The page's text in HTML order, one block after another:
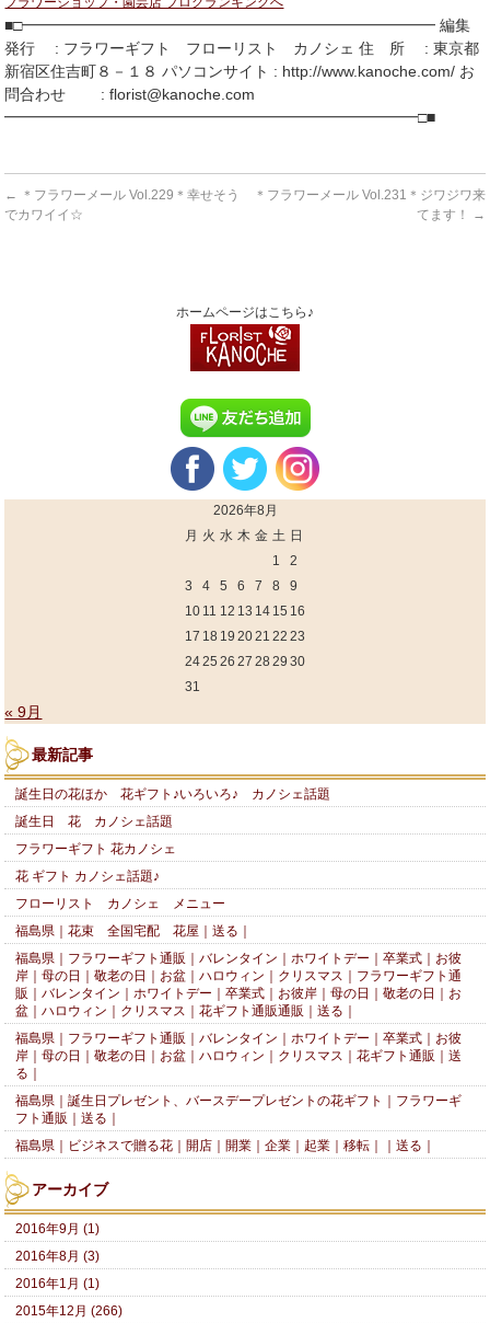
■□━━━━━━━━━━━━━━━━━━━━━━━━━━━ 編集
発行 : フラワーギフト フローリスト カノシェ 住 所 : 東京都
新宿区住吉町８－１８ パソコンサイト : http://www.kanoche.com/ お
問合わせ : florist@kanoche.com
━━━━━━━━━━━━━━━━━━━━━━━━━━━□■
← ＊フラワーメール Vol.229＊幸せそう
でカワイイ☆
＊フラワーメール Vol.231＊ジワジワ来
てます！
→
ホームページはこちら♪
2026年8月
月 火 水 木 金 土 日
1
2
3
4 5 6 7 8
9
10 11 12 13 14 15 16
17 18 19 2021 22 23
2425 26 27 28 29 30
31
« 9月
最新記事
誕生日の花ほか 花ギフト♪いろいろ♪ カノシェ話題
誕生日 花 カノシェ話題
フラワーギフト 花カノシェ
花 ギフト カノシェ話題♪
フローリスト カノシェ メニュー
福島県｜花束 全国宅配 花屋｜送る｜
福島県｜フラワーギフト通販｜バレンタイン｜ホワイトデー｜卒業式｜お彼
岸｜母の日｜敬老の日｜お盆｜ハロウィン｜クリスマス｜フラワーギフト通
販｜バレンタイン｜ホワイトデー｜卒業式｜お彼岸｜母の日｜敬老の日｜お
盆｜ハロウィン｜クリスマス｜花ギフト通販通販｜送る｜
福島県｜フラワーギフト通販｜バレンタイン｜ホワイトデー｜卒業式｜お彼
岸｜母の日｜敬老の日｜お盆｜ハロウィン｜クリスマス｜花ギフト通販｜送
る｜
福島県｜誕生日プレゼント、バースデープレゼントの花ギフト｜フラワーギ
フト通販｜送る｜
福島県｜ビジネスで贈る花｜開店｜開業｜企業｜起業｜移転｜｜送る｜
アーカイブ
2016年9月 (1)
2016年8月 (3)
2016年1月 (1)
2015年12月 (266)